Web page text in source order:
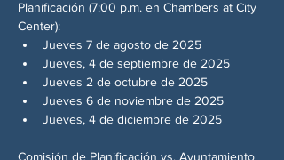
Planificación (7:00 p.m. en Chambers at City
Center):
Jueves 7 de agosto de 2025
Jueves, 4 de septiembre de 2025
Jueves 2 de octubre de 2025
Jueves 6 de noviembre de 2025
Jueves, 4 de diciembre de 2025
Comisión de Planificación vs. Ayuntamiento